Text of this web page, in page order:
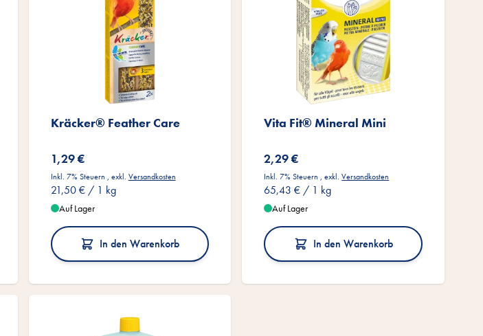
Kräcker® Feather Care
1,29 €
Inkl. 7% Steuern , exkl. Versandkosten
21,50 €/ 1 kg
Auf Lager
In den Warenkorb
Vita Fit® Mineral Mini
2,29 €
Inkl. 7% Steuern ,exkl.Versandkosten
65,43 € / 1 kg
Auf Lager
In den Warenkorb